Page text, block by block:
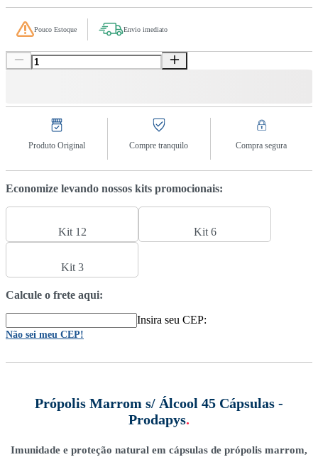
Pouco Estoque Envio imediato
Produto Original Compre tranquilo Compra segura
Economize levando nossos kits promocionais:
Kit 12 Kit 6
Kit 3
Calcule o frete aqui:
Insira seu CEP:
Não sei meu CEP!
Própolis Marrom s/ Álcool 45 Cápsulas -
Prodapys.
Imunidade e proteção natural em cápsulas de própolis marrom,